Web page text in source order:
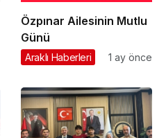
Özpınar Ailesinin Mutlu
Günü
Araklı Haberleri 1 ay önce